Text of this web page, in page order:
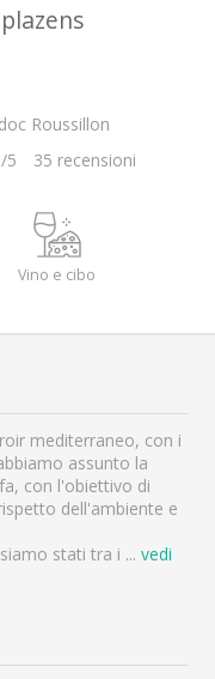
Roussillon
/5 35 recensioni
Vino e cibo
mediterraneo, con i
assunto la
con l'obiettivo di
dell'ambiente e
stati tra i ... vedi